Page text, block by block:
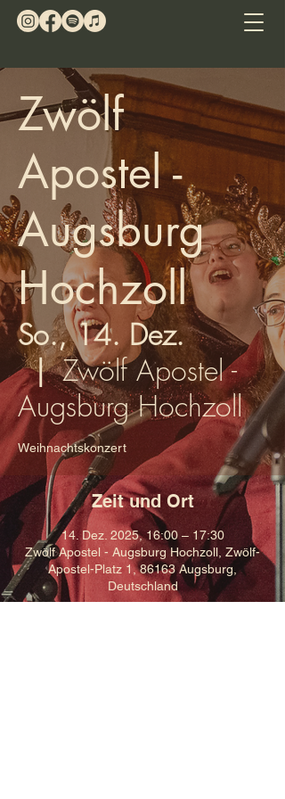
Zwölf
Apostel -
Augsburg
Hochzoll
So., 14. Dez.
  |
Zwölf Apostel -
Augsburg Hochzoll
Weihnachtskonzert
Zeit und Ort
14. Dez. 2025, 16:00 – 17:30
Zwölf Apostel - Augsburg Hochzoll, Zwölf-
Apostel-Platz 1, 86163 Augsburg,
Deutschland